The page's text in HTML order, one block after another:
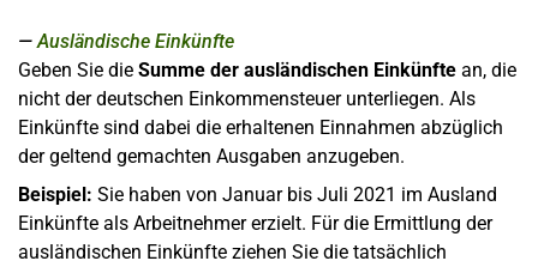
Ausländische Einkünfte
Geben Sie die Summe der ausländischen Einkünfte an, die
nicht der deutschen Einkommensteuer unterliegen. Als
Einkünfte sind dabei die erhaltenen Einnahmen abzüglich
der geltend gemachten Ausgaben anzugeben.
Beispiel: Sie haben von Januar bis Juli 2021 im Ausland
Einkünfte als Arbeitnehmer erzielt. Für die Ermittlung der
ausländischen Einkünfte ziehen Sie die tatsächlich